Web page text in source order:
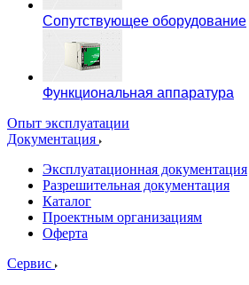
Сопутствующее оборудование
Функциональная аппаратура
Опыт эксплуатации
Документация
Эксплуатационная документация
Разрешительная документация
Каталог
Проектным организациям
Оферта
Сервис